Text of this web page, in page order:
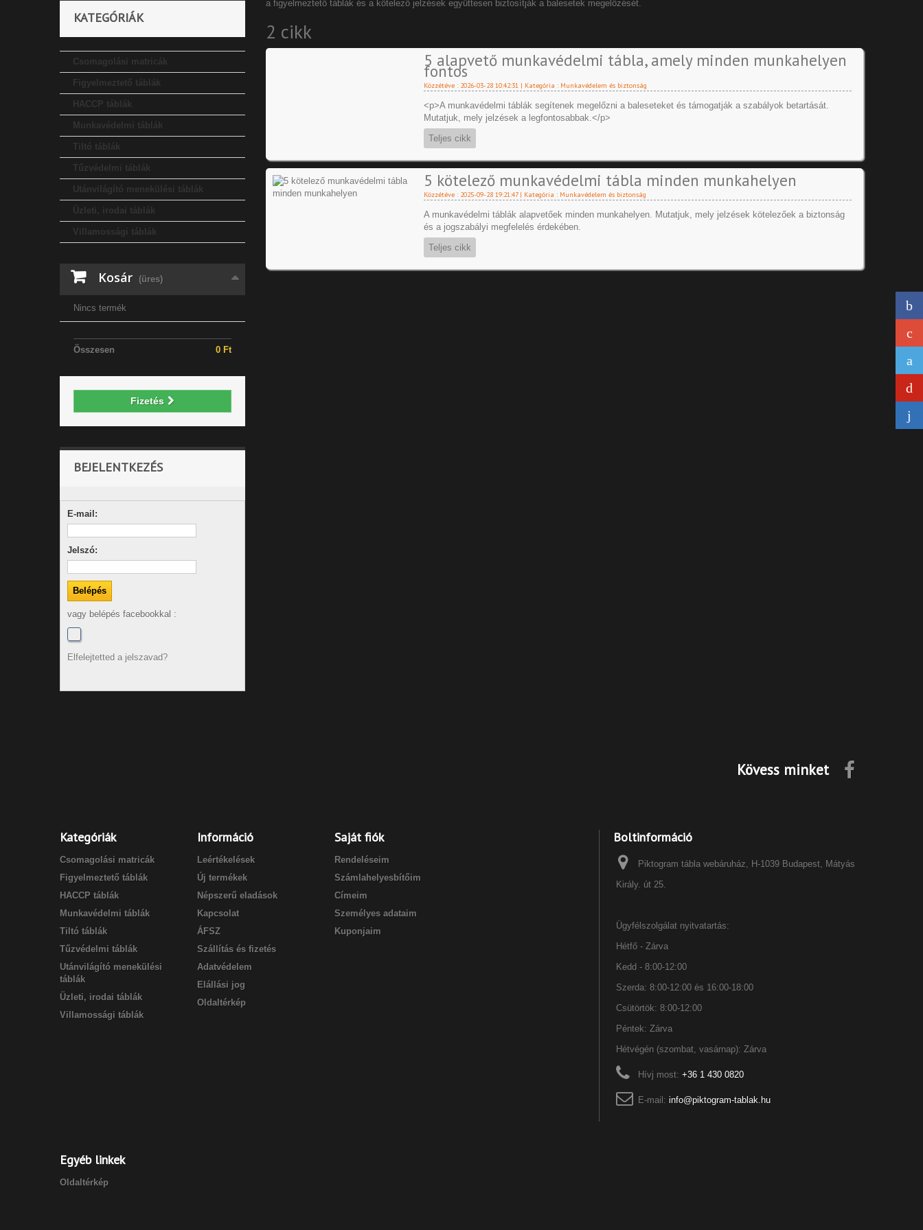
KATEGÓRIÁK
Csomagolási matricák
Figyelmeztető táblák
HACCP táblák
Munkavédelmi táblák
Tiltó táblák
Tűzvédelmi táblák
Utánvilágító menekülési táblák
Üzleti, irodai táblák
Villamossági táblák
Kosár (üres)
Nincs termék
0 Ft
Összesen
Fizetés
BEJELENTKEZÉS
E-mail:
Jelszó:
vagy belépés facebookkal :
Elfelejtetted a jelszavad?
a figyelmeztető táblák és a kötelező jelzések együttesen biztosítják a balesetek megelőzését.
2 cikk
5 alapvető munkavédelmi tábla, amely minden munkahelyen
fontos
Közzétéve : 2026-03-28 10:42:31 | Kategória : Munkavédelem és biztonság
<p>A munkavédelmi táblák segítenek megelőzni a baleseteket és támogatják a szabályok betartását.
Mutatjuk, mely jelzések a legfontosabbak.</p>
Teljes cikk
5 kötelező munkavédelmi tábla minden munkahelyen
Közzétéve : 2025-09-28 19:21:47 | Kategória : Munkavédelem és biztonság
A munkavédelmi táblák alapvetőek minden munkahelyen. Mutatjuk, mely jelzések kötelezőek a biztonság
és a jogszabályi megfelelés érdekében.
Teljes cikk
Kövess minket
Kategóriák
Csomagolási matricák
Figyelmeztető táblák
HACCP táblák
Munkavédelmi táblák
Tiltó táblák
Tűzvédelmi táblák
Utánvilágító menekülési
táblák
Üzleti, irodai táblák
Villamossági táblák
Információ
Leértékelések
Új termékek
Népszerű eladások
Kapcsolat
ÁFSZ
Szállítás és fizetés
Adatvédelem
Elállási jog
Oldaltérkép
Saját fiók
Rendeléseim
Számlahelyesbítőim
Címeim
Személyes adataim
Kuponjaim
Boltinformáció
Piktogram tábla webáruház, H-1039 Budapest, Mátyás
Király. út 25.
Ügyfélszolgálat nyitvatartás:
Hétfő - Zárva
Kedd - 8:00-12:00
Szerda: 8:00-12:00 és 16:00-18:00
Csütörtök: 8:00-12:00
Péntek: Zárva
Hétvégén (szombat, vasárnap): Zárva
Hívj most: +36 1 430 0820
E-mail: info@piktogram-tablak.hu
Egyéb linkek
Oldaltérkép